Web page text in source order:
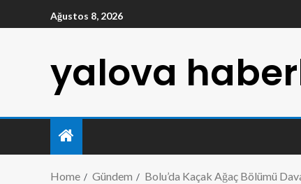
Ağustos 8, 2026
yalova
Home Gündem Bolu’da Kaçak Ağaç Bölümü